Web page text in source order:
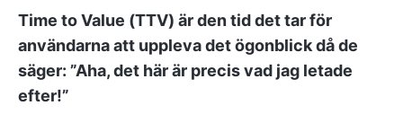
Time to Value (TTV) är den tid det tar för
användarna att uppleva det ögonblick då de
säger: ”Aha, det här är precis vad jag letade
efter!”